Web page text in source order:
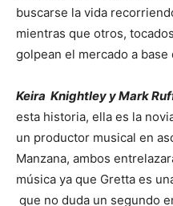
buscarse la vida
mientras que otros,
golpean el mercado a base
Keira Knightley y Mark
esta historia, ella es la
un productor musical en
Manzana, ambos
música ya que Gretta es
que no duda un segundo